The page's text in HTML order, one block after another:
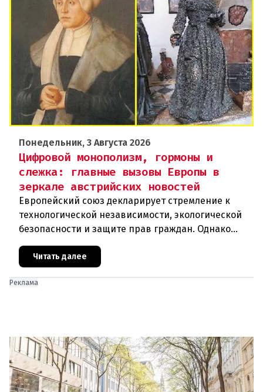
Понедельник, 3 Августа 2026
Цифровой монополизм, гормоны и
слежка: главные вызовы Европы в
зеркале австрийских новостей
Европейский союз декларирует стремление к
технологической независимости, экологической
безопасности и защите прав граждан. Однако
последние события в Австрии и решение
Брюсселя показывают: реальная п
Читать далее
Реклама